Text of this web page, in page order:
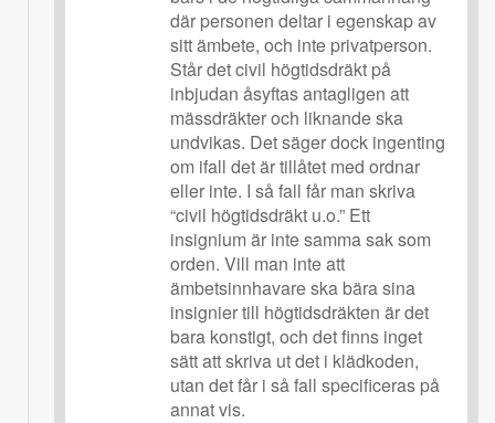
där personen deltar i egenskap av
sitt ämbete, och inte privatperson.
Står det civil högtidsdräkt på
inbjudan åsyftas antagligen att
mässdräkter och liknande ska
undvikas. Det säger dock ingenting
om ifall det är tillåtet med ordnar
eller inte. I så fall får man skriva
“civil högtidsdräkt u.o.” Ett
insignium är inte samma sak som
orden. Vill man inte att
ämbetsinnhavare ska bära sina
insignier till högtidsdräkten är det
bara konstigt, och det finns inget
sätt att skriva ut det i klädkoden,
utan det får i så fall specificeras på
annat vis.